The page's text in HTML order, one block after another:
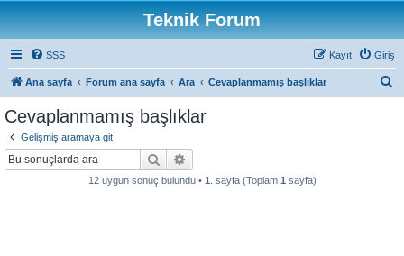
Teknik Forum
SSS Giriş
Kayıt
Ana sayfa Forum ana sayfa Ara Cevaplanmamış başlıklar
Cevaplanmamış başlıklar
Gelişmiş aramaya git
Ara
12 uygun sonuç bulundu • 1 . sayfa (Toplam 1 sayfa)